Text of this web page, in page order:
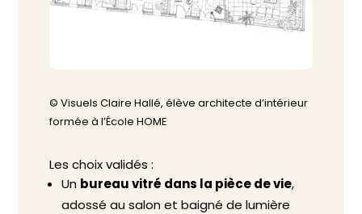
© Visuels Claire Hallé, élève architecte d’intérieur
formée à l’École HOME
Les choix validés :
Un bureau vitré dans la pièce de vie,
adossé au salon et baigné de lumière